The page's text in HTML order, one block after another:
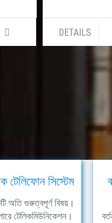
DETAILS
টেলিফোন সিস্টেম
অতি গুরুত্বপূর্ণ বিষয়।
টেলিকমিউনিকেশন।